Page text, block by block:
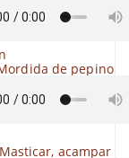
de pepino
Masticar, acampar